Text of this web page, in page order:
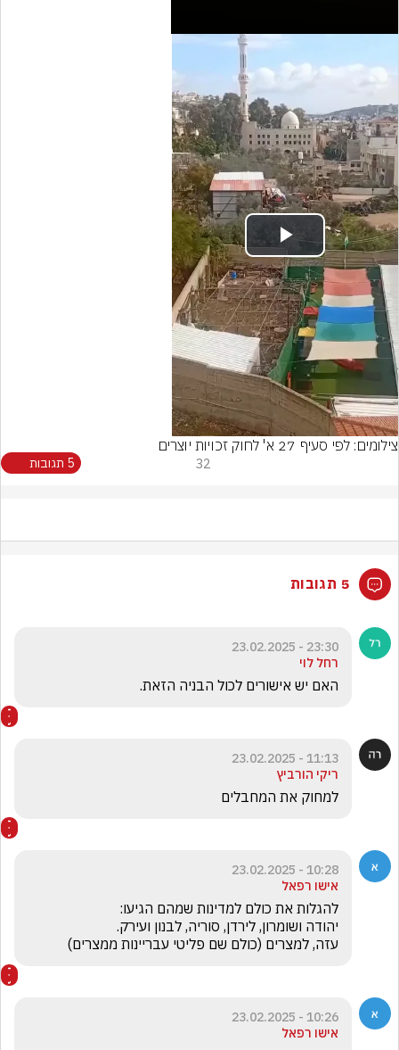
Play
Video
צילומים: לפי סעיף 27 א' לחוק זכויות יוצרים
32 5 תגובות
5 תגובות
23:30 - 23.02.2025
רחל לוי
האם יש אישורים לכול הבניה הזאת.
11:13 - 23.02.2025
ריקי הורביץ
למחוק את המחבלים
10:28 - 23.02.2025
אישו רפאל
עזה, למצרים (כולם שם פליטי עבריינות ממצרים)
10:26 - 23.02.2025
אישו רפאל